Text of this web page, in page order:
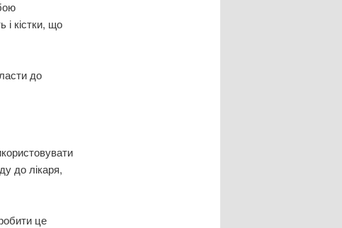
і кістки, що
до
до лікаря,
це